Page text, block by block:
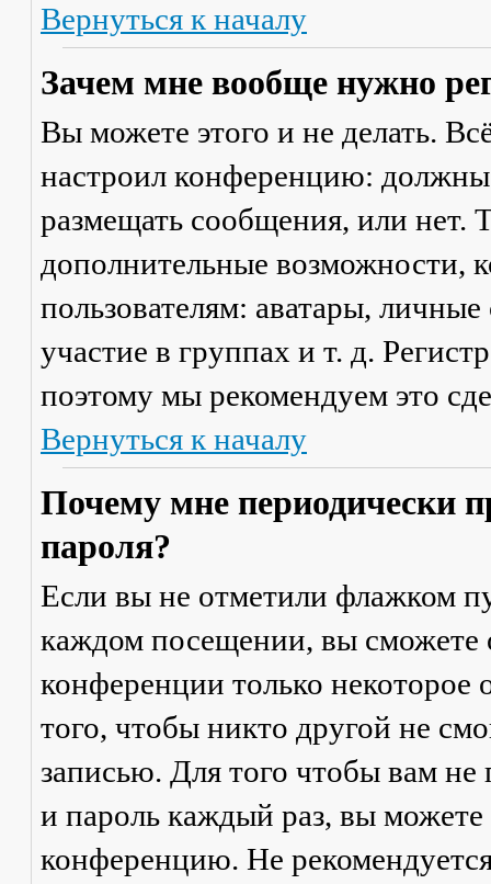
Вернуться к началу
Зачем мне вообще нужно
Вы можете этого и не делать.
настроил конференцию: должны
размещать сообщения, или нет.
дополнительные возможности,
пользователям: аватары,
участие в группах и т. д.
поэтому мы рекомендуем это
Вернуться к началу
Почему мне периодически
пароля?
Если вы не отметили флажком
каждом посещении, вы сможете
конференции только некоторое
того, чтобы никто другой не
записью. Для того чтобы вам не
и пароль каждый раз, вы
конференцию. Не